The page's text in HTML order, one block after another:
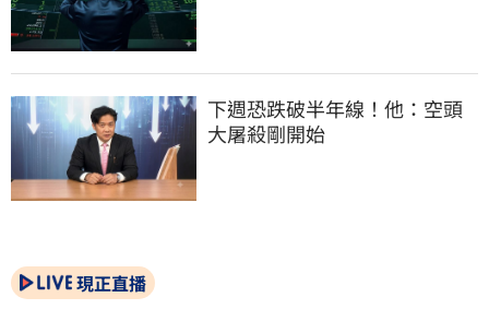
下週恐跌破半年線！他：空頭
大屠殺剛開始
現正直播